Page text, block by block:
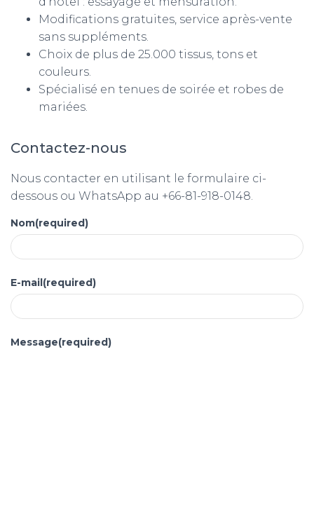
Modifications gratuites, service après-vente
sans suppléments.
Choix de plus de 25.000 tissus, tons et
couleurs.
Spécialisé en tenues de soirée et robes de
mariées.
Contactez-nous
Nous contacter en utilisant le formulaire ci-
dessous ou WhatsApp au +66-81-918-0148.
Nom(required)
E-mail(required)
Message(required)